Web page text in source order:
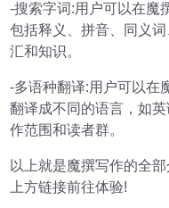
-搜索字词:用户可以在魔
包括释义、拼音、同义
汇和知识。
-多语种翻译:用户可以在
翻译成不同的语言，如
作范围和读者群。
以上就是魔撰写作的全
上方链接前往体验!